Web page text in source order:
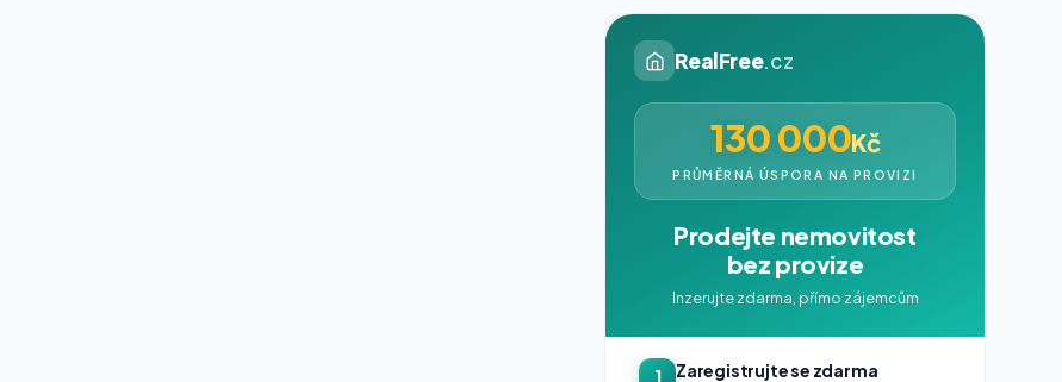
RealFree.cz
130 000Kč
PRŮMĚRNÁ ÚSPORA NA PROVIZI
Prodejte nemovitost
bez provize
Inzerujte zdarma, přímo zájemcům
1 Zaregistrujte se zdarma